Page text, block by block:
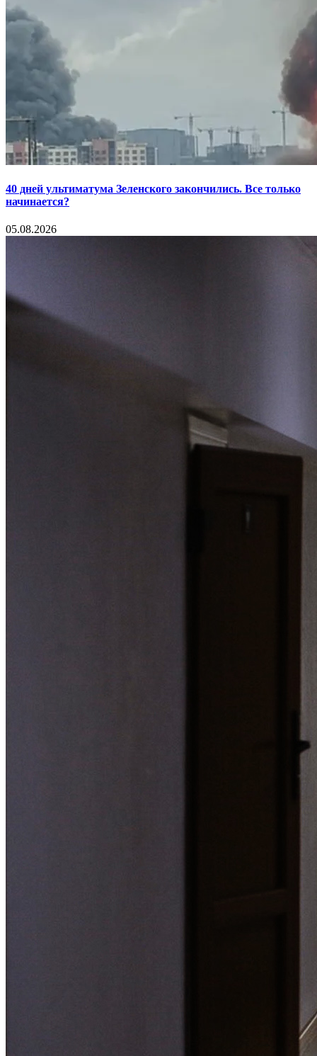
40 дней ультиматума Зеленского закончились. Все только
начинается?
05.08.2026